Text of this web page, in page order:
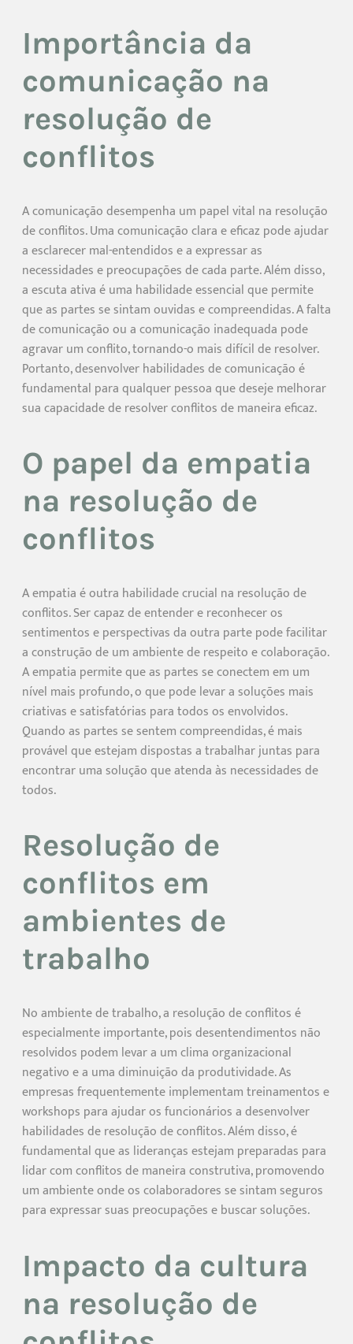
Importância da
comunicação na
resolução de
conflitos
A comunicação desempenha um papel vital na resolução
de conflitos. Uma comunicação clara e eficaz pode ajudar
a esclarecer mal-entendidos e a expressar as
necessidades e preocupações de cada parte. Além disso,
a escuta ativa é uma habilidade essencial que permite
que as partes se sintam ouvidas e compreendidas. A falta
de comunicação ou a comunicação inadequada pode
agravar um conflito, tornando-o mais difícil de resolver.
Portanto, desenvolver habilidades de comunicação é
fundamental para qualquer pessoa que deseje melhorar
sua capacidade de resolver conflitos de maneira eficaz.
O papel da empatia
na resolução de
conflitos
A empatia é outra habilidade crucial na resolução de
conflitos. Ser capaz de entender e reconhecer os
sentimentos e perspectivas da outra parte pode facilitar
a construção de um ambiente de respeito e colaboração.
A empatia permite que as partes se conectem em um
nível mais profundo, o que pode levar a soluções mais
criativas e satisfatórias para todos os envolvidos.
Quando as partes se sentem compreendidas, é mais
provável que estejam dispostas a trabalhar juntas para
encontrar uma solução que atenda às necessidades de
todos.
Resolução de
conflitos em
ambientes de
trabalho
No ambiente de trabalho, a resolução de conflitos é
especialmente importante, pois desentendimentos não
resolvidos podem levar a um clima organizacional
negativo e a uma diminuição da produtividade. As
empresas frequentemente implementam treinamentos e
workshops para ajudar os funcionários a desenvolver
habilidades de resolução de conflitos. Além disso, é
fundamental que as lideranças estejam preparadas para
lidar com conflitos de maneira construtiva, promovendo
um ambiente onde os colaboradores se sintam seguros
para expressar suas preocupações e buscar soluções.
Impacto da cultura
na resolução de